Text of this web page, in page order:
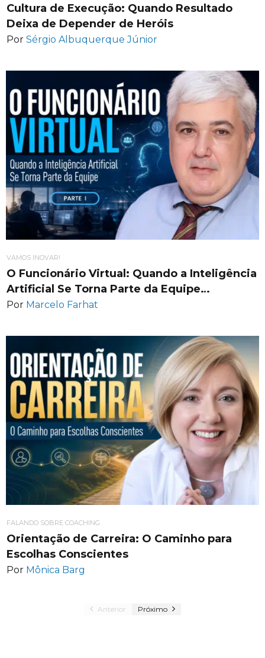
Cultura de Execução: Quando Resultado
Deixa de Depender de Heróis
Por Sérgio Albuquerque Júnior
VAMOS INOVAR!
O Funcionário Virtual: Quando a Inteligência
Artificial Se Torna Parte da Equipe…
Por Marcelo Farhat
FALANDO SOBRE COACHING
Orientação de Carreira: O Caminho para
Escolhas Conscientes
Por Mônica Barg
Anterior Próximo